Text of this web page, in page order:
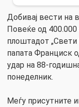
Добивај вести на
Повеќе од
плоштадот „Свети
папата Франциск
удар на 88-
понеделник.
Меѓу присутните